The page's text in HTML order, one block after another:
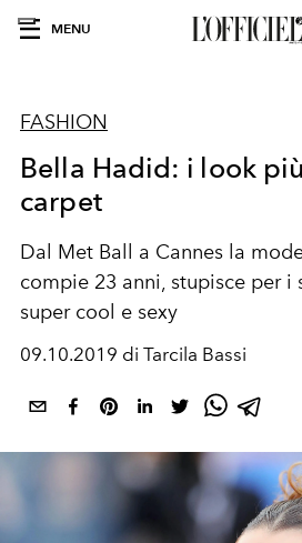
MENU
FASHION
Bella Hadid: i look
carpet
Dal Met Ball a Cannes la
compie 23 anni, stupisce per i
super cool e sexy
09.10.2019 di Tarcila Bassi